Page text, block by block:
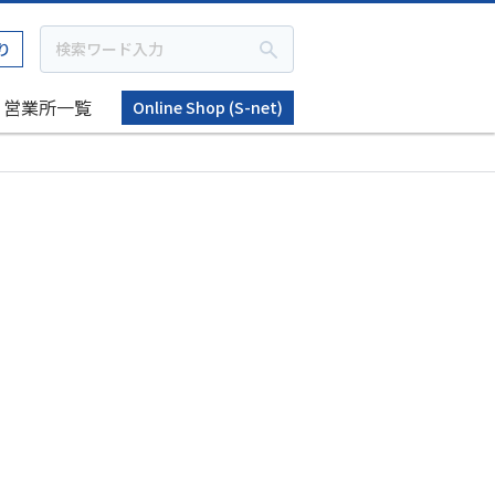
営業所一覧
Online Shop (S-net)